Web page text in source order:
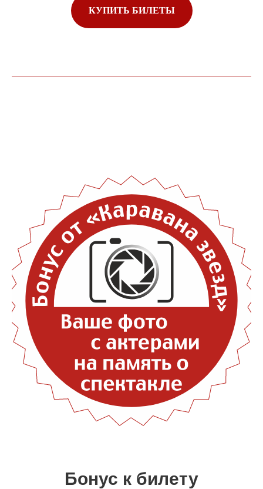
КУПИТЬ БИЛЕТЫ
Бонус к билету